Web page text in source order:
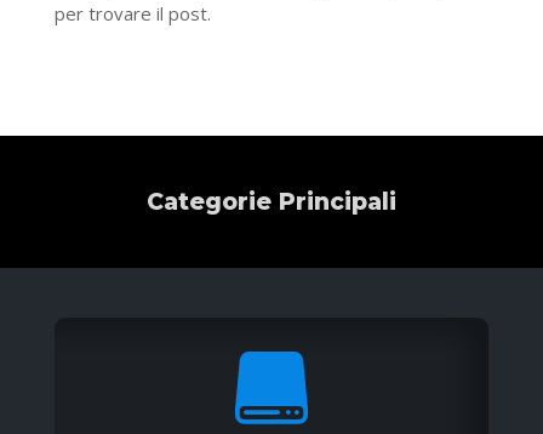
per trovare il post.
Categorie Principali
